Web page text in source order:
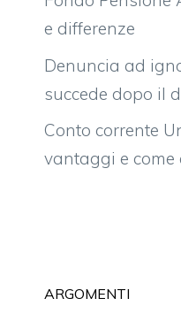
e differenze
Denuncia ad
succede dopo il
Conto corrente
vantaggi e
ARGOMENTI